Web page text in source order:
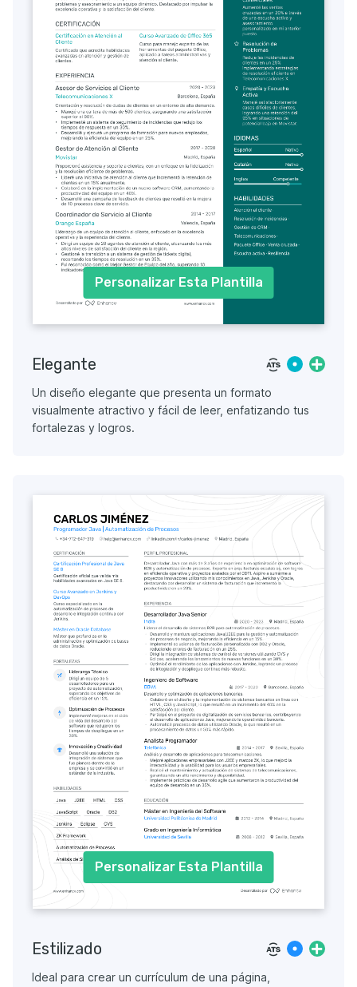
Personalizar Esta Plantilla
Elegante
Un diseño elegante que presenta un formato
visualmente atractivo y fácil de leer, enfatizando tus
fortalezas y logros.
Personalizar Esta Plantilla
Estilizado
Ideal para crear un currículum de una página,